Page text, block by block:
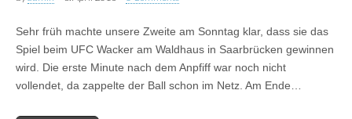
Sehr früh machte unsere Zweite am Sonntag klar, dass sie das
Spiel beim UFC Wacker am Waldhaus in Saarbrücken gewinnen
wird. Die erste Minute nach dem Anpfiff war noch nicht
vollendet, da zappelte der Ball schon im Netz. Am Ende…